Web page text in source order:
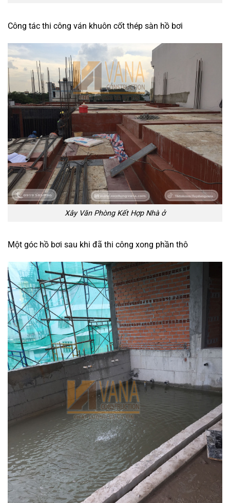
Công tác thi công ván khuôn cốt thép sàn hồ bơi
Xây Văn Phòng Kết Hợp Nhà ở
Một góc hồ bơi sau khi đã thi công xong phần thô